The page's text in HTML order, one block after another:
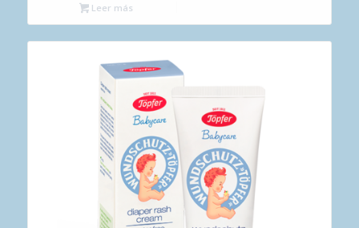
Leer más